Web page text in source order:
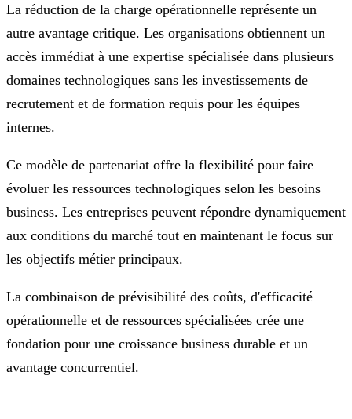
La réduction de la charge opérationnelle représente un
autre avantage critique. Les organisations obtiennent un
accès immédiat à une expertise spécialisée dans plusieurs
domaines technologiques sans les investissements de
recrutement et de formation requis pour les équipes
internes.
Ce modèle de partenariat offre la flexibilité pour faire
évoluer les ressources technologiques selon les besoins
business. Les entreprises peuvent répondre dynamiquement
aux conditions du marché tout en maintenant le focus sur
les objectifs métier principaux.
La combinaison de prévisibilité des coûts, d'efficacité
opérationnelle et de ressources spécialisées crée une
fondation pour une croissance business durable et un
avantage concurrentiel.